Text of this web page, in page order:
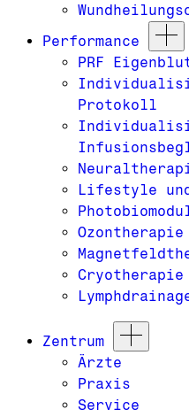
Performance
PRF
Protokoll
Lifestyle
Ozontherapie
Cryotherapie
Zentrum
Ärzte
Praxis
Service